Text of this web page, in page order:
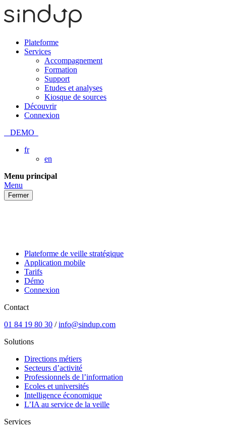
Plateforme
Services
Accompagnement
Formation
Support
Etudes et analyses
Kiosque de sources
Découvrir
Connexion
DEMO
fr
en
Passer
au
contenu
Menu principal
Menu
Fermer
Plateforme de veille stratégique
Application mobile
Tarifs
Démo
Connexion
Contact
01 84 19 80 30 /info@sindup.com
Solutions
Directions métiers
Secteurs d’activité
Professionnels de l’information
Ecoles et universités
Intelligence économique
L’IA au service de la veille
Services